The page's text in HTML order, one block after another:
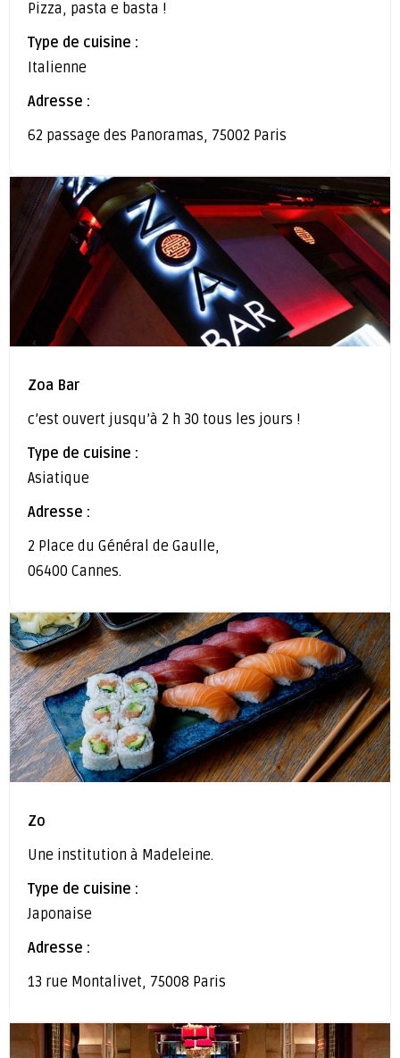
Pizza, pasta e basta !
Type de cuisine :
Italienne
Adresse :
62 passage des Panoramas, 75002 Paris
Zoa Bar
c’est ouvert jusqu’à 2 h 30 tous les jours !
Type de cuisine :
Asiatique
Adresse :
2 Place du Général de Gaulle,
06400 Cannes.
Zo
Une institution à Madeleine.
Type de cuisine :
Japonaise
Adresse :
13 rue Montalivet, 75008 Paris